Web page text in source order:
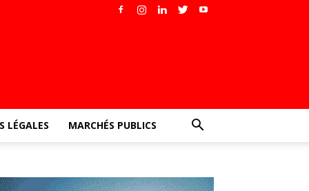
LÉGALES MARCHÉS PUBLICS